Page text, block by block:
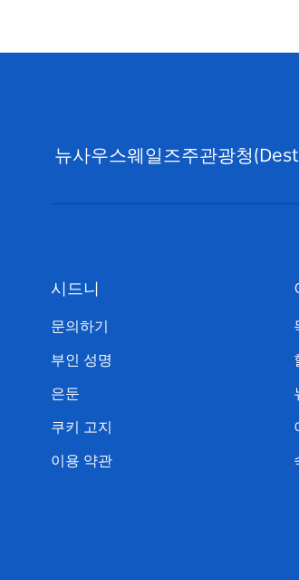
뉴사우스웨일즈주관광청
시드니
문의하기
부인 성명
은둔
쿠키 고지
이용 약관